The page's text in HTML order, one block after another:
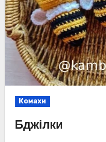
Комахи
Бджілки